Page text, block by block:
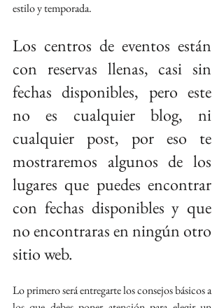
estilo y temporada.
Los centros de eventos están
con reservas llenas, casi sin
fechas disponibles, pero este
no es cualquier blog, ni
cualquier post, por eso te
mostraremos algunos de los
lugares que puedes encontrar
con fechas disponibles y que
no encontraras en ningún otro
sitio web.
Lo primero será entregarte los consejos básicos a